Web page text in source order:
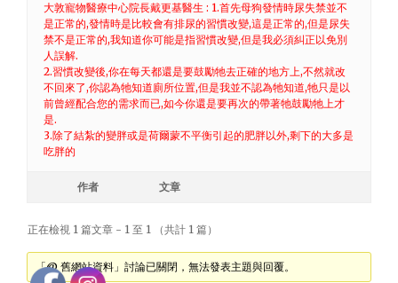
大敦寵物醫療中心院長戴更基醫生 : 1.首先母狗發情時尿失禁並不
是正常的,發情時是比較會有排尿的習慣改變,這是正常的,但是尿失
禁不是正常的,我知道你可能是指習慣改變,但是我必須糾正以免別
人誤解.
2.習慣改變後,你在每天都還是要鼓勵牠去正確的地方上,不然就改
不回來了,你認為牠知道廁所位置,但是我並不認為牠知道,牠只是以
前曾經配合您的需求而已,如今你還是要再次的帶著牠鼓勵牠上才
是.
3.除了結紮的變胖或是荷爾蒙不平衡引起的肥胖以外,剩下的大多是
吃胖的
作者 文章
正在檢視 1 篇文章 - 1 至 1 （共計 1 篇）
「@ 舊網站資料」討論已關閉，無法發表主題與回覆。